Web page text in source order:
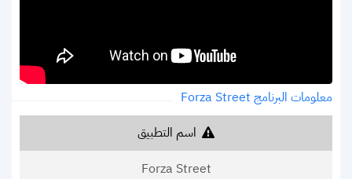
معلومات البرنامج Forza Street
اسم التطبيق
Forza Street